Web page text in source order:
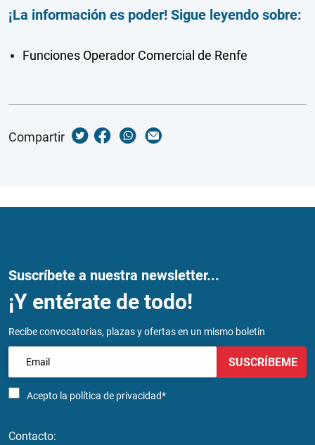
¡La información es poder! Sigue leyendo sobre:
Funciones Operador Comercial de Renfe
Compartir
Suscríbete a nuestra newsletter...
¡Y entérate de todo!
Recibe convocatorias, plazas y ofertas en un mismo boletín
Acepto la política de privacidad*
SUSCRÍBEME
Contacto: